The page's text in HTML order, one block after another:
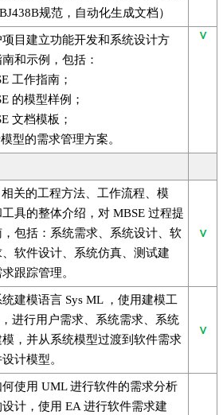
规范，自动化生成文档）
项目建立功能开发和系统设计方
和示例，包括：
工作指南；
的模型样例；
文档模板；
型的需求管理方案。
相关的工程方法、工作流程、模
具的整体介绍，对 MBSE 过程提
包括：系统需求、系统设计、软
软件设计、系统仿真、测试建
跟踪管理。
建模语言 Sys ML ，使用建模工
进行用户需求、系统需求、系统
，并从系统模型过渡到软件需求
计模型。
使用 UML 进行软件的需求分析
计，使用 EA 进行软件需求建